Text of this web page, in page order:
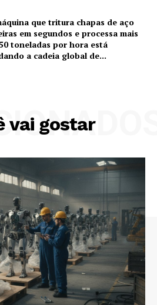
que tritura chapas de aço
em segundos e processa mais
toneladas por hora está
a cadeia global de...
vai gostar